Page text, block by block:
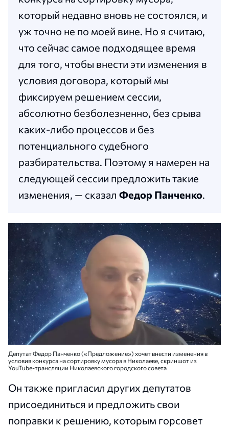
который недавно вновь не состоялся, и
уж точно не по моей вине. Но я считаю,
что сейчас самое подходящее время
для того, чтобы внести эти изменения в
условия договора, который мы
фиксируем решением сессии,
абсолютно безболезненно, без срыва
каких-либо процессов и без
потенциального судебного
разбирательства. Поэтому я намерен на
следующей сессии предложить такие
изменения, — сказал Федор Панченко.
Депутат Федор Панченко («Предложение») хочет внести изменения в
условия конкурса на сортировку мусора в Николаеве, скриншот из
YouTube-трансляции Николаевского городского совета
Он также пригласил других депутатов
присоединиться и предложить свои
поправки к решению, которым горсовет